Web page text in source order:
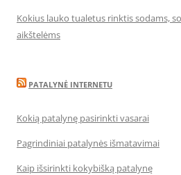
Kokius lauko tualetus rinktis sodams,
aikštelėms
PATALYNĖ INTERNETU
Kokią patalynę pasirinkti vasarai
Pagrindiniai patalynės išmatavimai
Kaip išsirinkti kokybišką patalynę